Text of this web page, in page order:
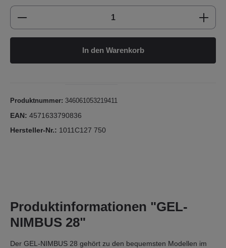
Produkt Anzahl: Gib den gewünschten
In den Warenkorb
Produktnummer: 346061053219411
EAN: 4571633790836
Hersteller-Nr.: 1011C127 750
Produktinformationen "GEL-
NIMBUS 28"
Der GEL-NIMBUS 28 gehört zu den bequemsten Modellen im